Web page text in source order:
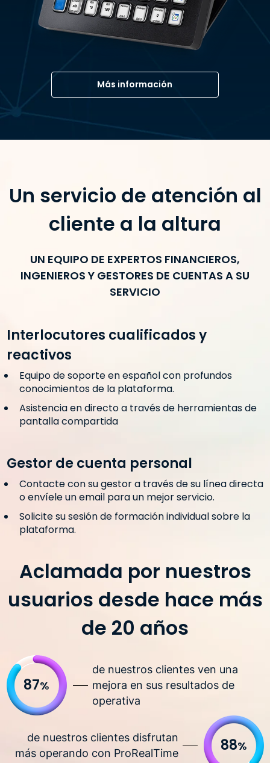
Más información
Un servicio de atención al
cliente a la altura
UN EQUIPO DE EXPERTOS FINANCIEROS,
INGENIEROS Y GESTORES DE CUENTAS A SU
SERVICIO
Interlocutores cualificados y
reactivos
Equipo de soporte en español con profundos
conocimientos de la plataforma.
Asistencia en directo a través de herramientas de
pantalla compartida
Gestor de cuenta personal
Contacte con su gestor a través de su línea directa
o envíele un email para un mejor servicio.
Solicite su sesión de formación individual sobre la
plataforma.
Aclamada por nuestros
usuarios desde hace más
de 20 años
87%
de nuestros clientes ven una
mejora en sus resultados de
operativa
de nuestros clientes disfrutan
más operando con ProRealTime
88%